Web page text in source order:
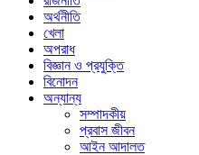
অর্থনীতি
খেলা
অপরাধ
বিজ্ঞান ও প্রযুক্তি
বিনোদন
অন্যান্য
সম্পাদকীয়
প্রবাস জীবন
আইন আদালত